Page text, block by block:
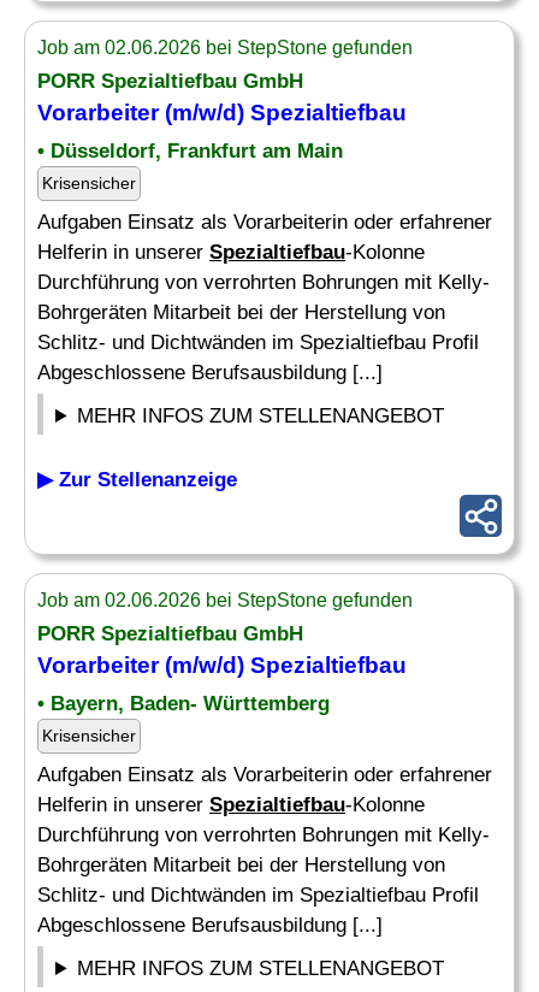
Job am 02.06.2026 bei StepStone gefunden
PORR Spezialtiefbau GmbH
Vorarbeiter (m/w/d) Spezialtiefbau
• Düsseldorf, Frankfurt am Main
Krisensicher
Aufgaben Einsatz als Vorarbeiterin oder erfahrener
Helferin in unserer Spezialtiefbau-Kolonne
Durchführung von verrohrten Bohrungen mit Kelly-
Bohrgeräten Mitarbeit bei der Herstellung von
Schlitz- und Dichtwänden im Spezialtiefbau Profil
Abgeschlossene Berufsausbildung [...]
MEHR INFOS ZUM STELLENANGEBOT
▶ Zur Stellenanzeige
Job am 02.06.2026 bei StepStone gefunden
PORR Spezialtiefbau GmbH
Vorarbeiter (m/w/d) Spezialtiefbau
• Bayern, Baden- Württemberg
Krisensicher
Aufgaben Einsatz als Vorarbeiterin oder erfahrener
Helferin in unserer Spezialtiefbau-Kolonne
Durchführung von verrohrten Bohrungen mit Kelly-
Bohrgeräten Mitarbeit bei der Herstellung von
Schlitz- und Dichtwänden im Spezialtiefbau Profil
Abgeschlossene Berufsausbildung [...]
MEHR INFOS ZUM STELLENANGEBOT